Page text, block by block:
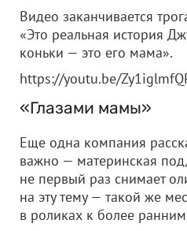
Видео заканчивается
«Это реальная история
коньки — это его мама».
https://youtu.be/
«Глазами мамы»
Еще одна компания
важно — материнская
не первый раз снимает
на эту тему — такой же
в роликах к более